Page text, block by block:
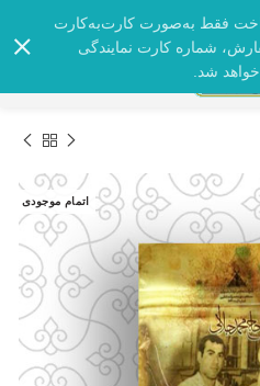
اتمام موجودی
فقط به‌صورت کارت‌به‌کارت
شماره کارت نمایندگی
شد.